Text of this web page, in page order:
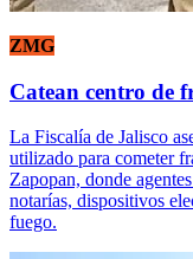
ZMG
Catean centro de
La Fiscalía de Jalisco
utilizado para cometer
Zapopan, donde
notarías, dispositivos
fuego.